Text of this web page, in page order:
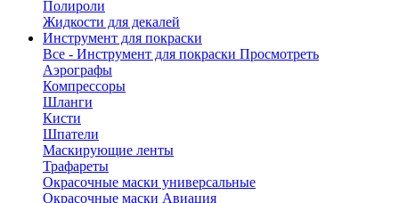
Полироли
Жидкости для декалей
Инструмент для покраски
Все - Инструмент для покраски Просмотреть
Аэрографы
Компрессоры
Шланги
Кисти
Шпатели
Маскирующие ленты
Трафареты
Окрасочные маски универсальные
Окрасочные маски Авиация